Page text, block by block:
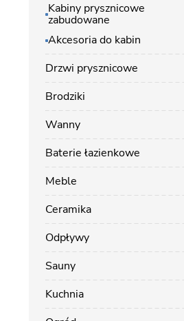
Kabiny prysznicowe
zabudowane
Akcesoria do kabin
Drzwi prysznicowe
Brodziki
Wanny
Baterie łazienkowe
Meble
Ceramika
Odpływy
Sauny
Kuchnia